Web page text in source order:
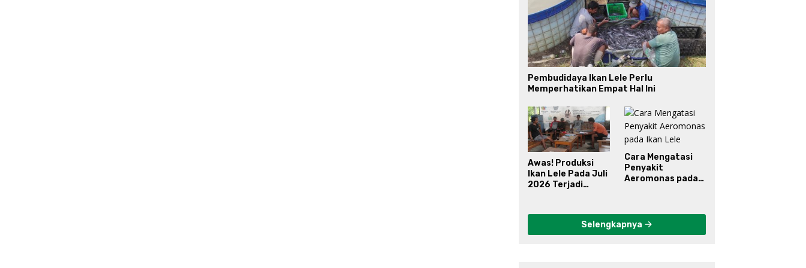
Pembudidaya Ikan Lele Perlu
Memperhatikan Empat Hal Ini
Awas! Produksi
Ikan Lele Pada Juli
2026 Terjadi
Cara Mengatasi
Penyakit
Aeromonas pada
Selengkapnya